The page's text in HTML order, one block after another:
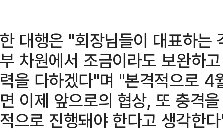
한 대행은 "회장님들이 대표하는
부 차원에서 조금이라도 보완하
력을 다하겠다"며 "본격적으로
면 이제 앞으로의 협상, 또 충격
적으로 진행돼야 한다고 생각한